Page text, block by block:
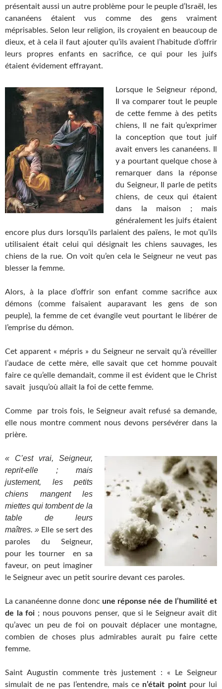
présentait aussi un autre problème pour le peuple d’Israël, les
cananéens étaient vus comme des gens vraiment
méprisables. Selon leur religion, ils croyaient en beaucoup de
dieux, et à cela il faut ajouter qu’ils avaient l’habitude d’offrir
leurs propres enfants en sacrifice, ce qui pour les juifs
étaient évidement effrayant.
Lorsque le Seigneur répond,
Il va comparer tout le peuple
de cette femme à des petits
chiens, Il ne fait qu’exprimer
la conception que tout juif
avait envers les cananéens. Il
y a pourtant quelque chose à
remarquer dans la réponse
du Seigneur, Il parle de petits
chiens, de ceux qui étaient
dans la maison ; mais
généralement les juifs étaient
encore plus durs lorsqu’ils parlaient des païens, le mot qu’ils
utilisaient était celui qui désignait les chiens sauvages, les
chiens de la rue. On voit qu’en cela le Seigneur ne veut pas
blesser la femme.
Alors, à la place d’offrir son enfant comme sacrifice aux
démons (comme faisaient auparavant les gens de son
peuple), la femme de cet évangile veut pourtant le libérer de
l’emprise du démon.
Cet apparent « mépris » du Seigneur ne servait qu’à réveiller
l’audace de cette mère, elle savait que cet homme pouvait
faire ce qu’elle demandait, comme il est évident que le Christ
savait jusqu’où allait la foi de cette femme.
Comme par trois fois, le Seigneur avait refusé sa demande,
elle nous montre comment nous devons persévérer dans la
prière.
« C’est vrai, Seigneur,
reprit-elle ; mais
justement, les petits
chiens mangent les
miettes qui tombent de la
table de leurs
maîtres. » Elle se sert des
paroles du Seigneur,
pour les tourner en sa
faveur, on peut imaginer
le Seigneur avec un petit sourire devant ces paroles.
La cananéenne donne donc une réponse née de l’humilité et
de la foi ; nous pouvons penser, que si le Seigneur avait dit
qu’avec un peu de foi on pouvait déplacer une montagne,
combien de choses plus admirables aurait pu faire cette
femme.
Saint Augustin commente très justement : « Le Seigneur
simulait de ne pas l’entendre, mais ce n’était point pour lui